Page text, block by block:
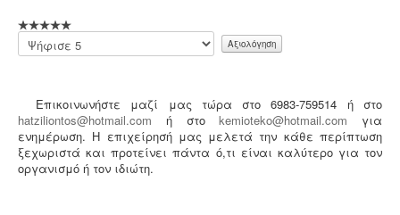
Μελέτη επικινδυνότητας λεγιονέλλα -
αναγνώριση και μελέτη εκτίμησης του κινδύνου από
την λεγιονέλλα στις υδρεύσεις ξενοδοχειακών κτιρίων
Παρακαλώ
αξιολογήστε
Επικοινωνήστε μαζί μας τώρα στο 6983-759514 ή στο
hatziliontos@hotmail.com ή στοkemioteko@hotmail.com για
ενημέρωση. Η επιχείρησή μας μελετά την κάθε περίπτωση
ξεχωριστά και προτείνει πάντα ό,τι είναι καλύτερο για τον
οργανισμό ή τον ιδιώτη.